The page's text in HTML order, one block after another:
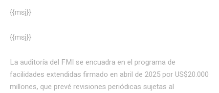
{{msj}}
{{msj}}
La auditoría del FMI se encuadra en el programa de
facilidades extendidas firmado en abril de 2025 por US$20.000
millones, que prevé revisiones periódicas sujetas al